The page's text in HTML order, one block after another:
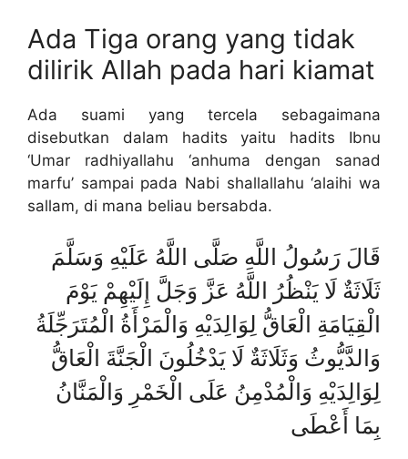
Ada Tiga orang yang tidak
dilirik Allah pada hari kiamat
Ada suami yang tercela sebagaimana
disebutkan dalam hadits yaitu hadits Ibnu
‘Umar radhiyallahu ‘anhuma dengan sanad
marfu’ sampai pada Nabi shallallahu ‘alaihi wa
sallam, di mana beliau bersabda.
قَالَ رَسُولُ اللَّهِ صَلَّى اللَّهُ عَلَيْهِ وَسَلَّمَ
ثَلَاثَةٌ لَا يَنْظُرُ اللَّهُ عَزَّ وَجَلَّ إِلَيْهِمْ يَوْمَ
الْقِيَامَةِ الْعَاقُّ لِوَالِدَيْهِ وَالْمَرْأَةُ الْمُتَرَجِّلَةُ
وَالدَّيُّوثُ وَثَلَاثَةٌ لَا يَدْخُلُونَ الْجَنَّةَ الْعَاقُّ
لِوَالِدَيْهِ وَالْمُدْمِنُ عَلَى الْخَمْرِ وَالْمَنَّانُ
بِمَا أَعْطَى